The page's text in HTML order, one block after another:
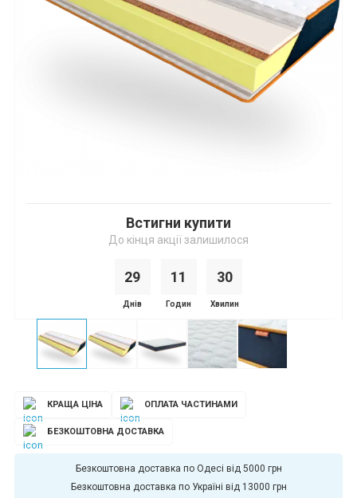
Встигни купити
До кінця акції залишилося
29
Днів
11
Годин
30
Хвилин
КРАЩА ЦІНА ОПЛАТА ЧАСТИНАМИ
БЕЗКОШТОВНА ДОСТАВКА
Безкоштовна доставка по Україні від 13000 грн